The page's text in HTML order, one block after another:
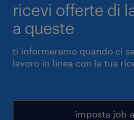
ricevi offerte di
a queste
ti informeremo quando ci
lavoro in linea con la tua
imposta job